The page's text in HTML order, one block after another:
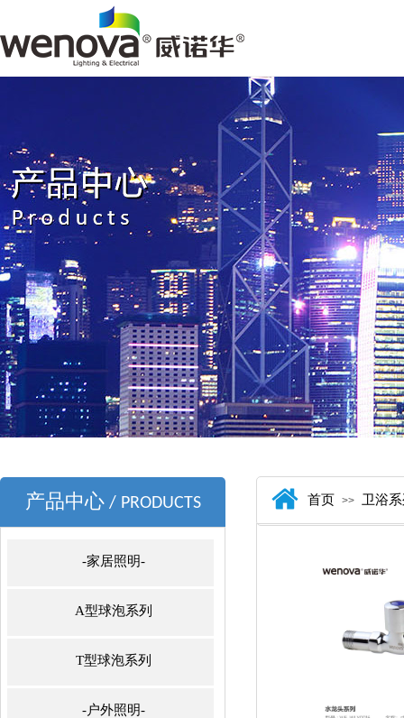
产品中心/ PRODUCTS 首页 >> 卫浴
-家居照明-
A型球泡系列
T型球泡系列
-户外照明-